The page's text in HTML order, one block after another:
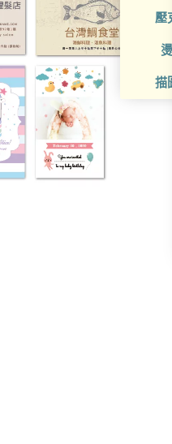
壓
描